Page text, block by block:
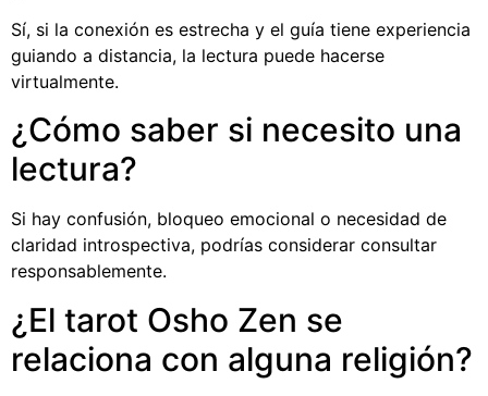
Sí, si la conexión es estrecha y el guía tiene experiencia
guiando a distancia, la lectura puede hacerse
virtualmente.
¿Cómo saber si necesito una
lectura?
Si hay confusión, bloqueo emocional o necesidad de
claridad introspectiva, podrías considerar consultar
responsablemente.
¿El tarot Osho Zen se
relaciona con alguna religión?